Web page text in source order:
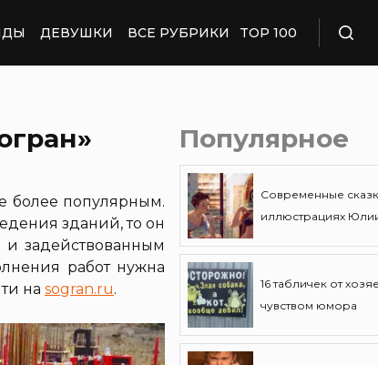
ДЕВУШКИ ВСЕ РУБРИКИ TOP 100
более популярным.
зданий, то он
и задействованным
работ нужна
на sogran.ru.
Популярное
Современные
иллюстрациях
16 табличек от
чувством юмора